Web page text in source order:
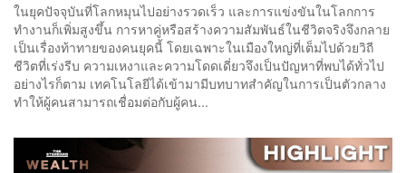
ในยุคปัจจุบันที่โลกหมุนไปอย่างรวดเร็ว และการแข่งขันในโลกการ
ทำงานก็เพิ่มสูงขึ้น การหาคู่หรือสร้างความสัมพันธ์ในชีวิตจริงจึงกลาย
เป็นเรื่องท้าทายของคนยุคนี้ โดยเฉพาะในเมืองใหญ่ที่เต็มไปด้วยวิถี
ชีวิตที่เร่งรีบ ความเหงาและความโดดเดี่ยวจึงเป็นปัญหาที่พบได้ทั่วไป
อย่างไรก็ตาม เทคโนโลยีได้เข้ามามีบทบาทสำคัญในการเป็นตัวกลาง
ทำให้ผู้คนสามารถเชื่อมต่อกับผู้คน...